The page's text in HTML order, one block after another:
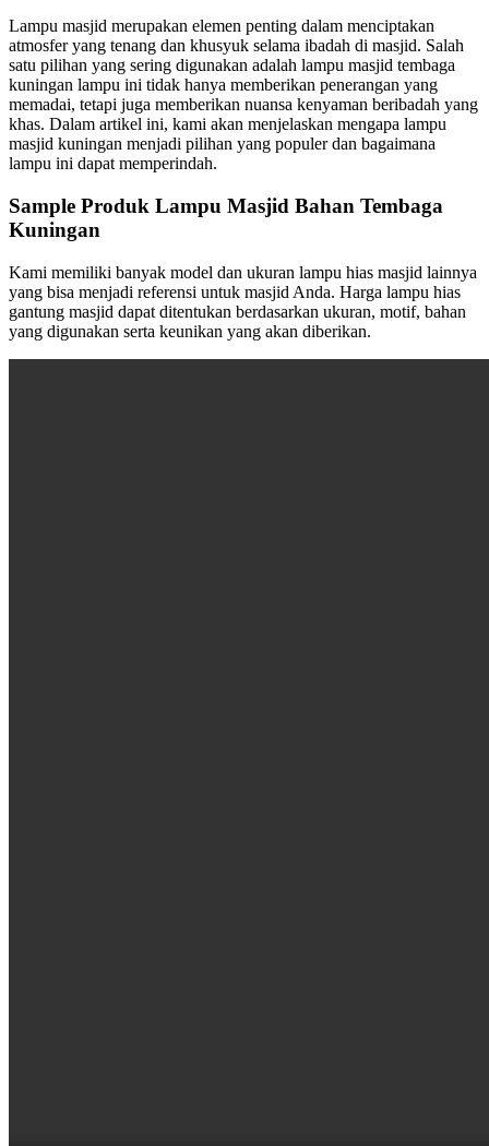
Lampu masjid merupakan elemen penting dalam menciptakan
atmosfer yang tenang dan khusyuk selama ibadah di masjid. Salah
satu pilihan yang sering digunakan adalah lampu masjid tembaga
kuningan lampu ini tidak hanya memberikan penerangan yang
memadai, tetapi juga memberikan nuansa kenyaman beribadah yang
khas. Dalam artikel ini, kami akan menjelaskan mengapa lampu
masjid kuningan menjadi pilihan yang populer dan bagaimana
lampu ini dapat memperindah.
Sample Produk Lampu Masjid Bahan Tembaga
Kuningan
Kami memiliki banyak model dan ukuran lampu hias masjid lainnya
yang bisa menjadi referensi untuk masjid Anda. Harga lampu hias
gantung masjid dapat ditentukan berdasarkan ukuran, motif, bahan
yang digunakan serta keunikan yang akan diberikan.